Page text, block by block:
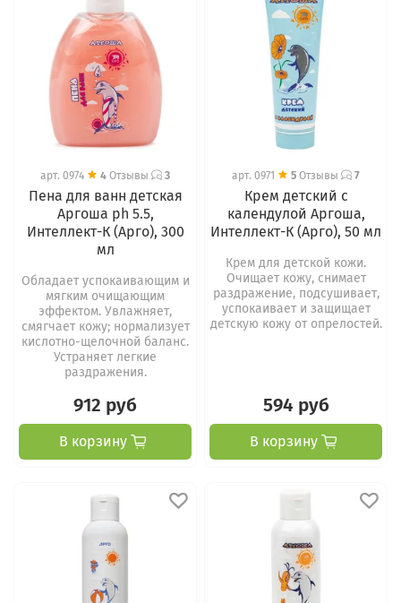
арт. 0974 4 Отзывы 3
Пена для ванн детская
Аргоша ph 5.5,
Интеллект-К (Арго), 300
мл
Обладает успокаивающим и
мягким очищающим
эффектом. Увлажняет,
смягчает кожу; нормализует
кислотно-щелочной баланс.
Устраняет легкие
раздражения.
912 руб
В корзину
арт. 0971 5 Отзывы 7
Крем детский с
календулой Аргоша,
Интеллект-К (Арго), 50 мл
Крем для детской кожи.
Очищает кожу, снимает
раздражение, подсушивает,
успокаивает и защищает
детскую кожу от опрелостей.
594 руб
В корзину